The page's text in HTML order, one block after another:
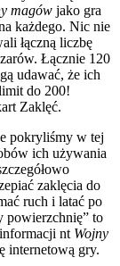
magów jako gra
każdego. Nic nie
łączną liczbę
Łącznie 120
udawać, że ich
do 200!
Zaklęć.
pokryliśmy w tej
ich używania
zaklęcia do
ruch i latać po
powierzchnię” to
nt Wojny
internetową gry.